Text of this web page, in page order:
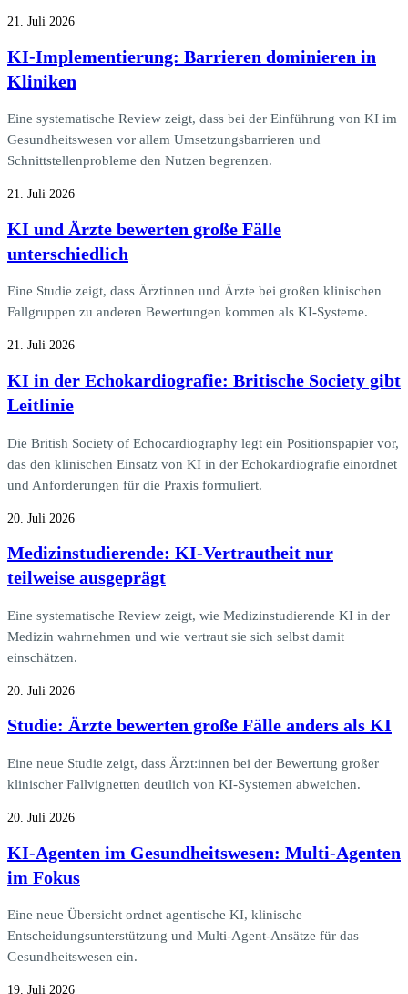
21. Juli 2026
KI-Implementierung: Barrieren dominieren in
Kliniken
Eine systematische Review zeigt, dass bei der Einführung von KI im
Gesundheitswesen vor allem Umsetzungsbarrieren und
Schnittstellenprobleme den Nutzen begrenzen.
21. Juli 2026
KI und Ärzte bewerten große Fälle
unterschiedlich
Eine Studie zeigt, dass Ärztinnen und Ärzte bei großen klinischen
Fallgruppen zu anderen Bewertungen kommen als KI-Systeme.
21. Juli 2026
KI in der Echokardiografie: Britische Society gibt
Leitlinie
Die British Society of Echocardiography legt ein Positionspapier vor,
das den klinischen Einsatz von KI in der Echokardiografie einordnet
und Anforderungen für die Praxis formuliert.
20. Juli 2026
Medizinstudierende: KI-Vertrautheit nur
teilweise ausgeprägt
Eine systematische Review zeigt, wie Medizinstudierende KI in der
Medizin wahrnehmen und wie vertraut sie sich selbst damit
einschätzen.
20. Juli 2026
Studie: Ärzte bewerten große Fälle anders als KI
Eine neue Studie zeigt, dass Ärzt:innen bei der Bewertung großer
klinischer Fallvignetten deutlich von KI-Systemen abweichen.
20. Juli 2026
KI-Agenten im Gesundheitswesen: Multi-Agenten
im Fokus
Eine neue Übersicht ordnet agentische KI, klinische
Entscheidungsunterstützung und Multi-Agent-Ansätze für das
Gesundheitswesen ein.
19. Juli 2026